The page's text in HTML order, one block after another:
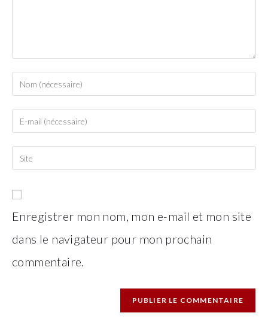
your
name
comment
your
email
address
comment
l’URL
votre
site
Enregistrer mon nom, mon e-mail et mon site
dans le navigateur pour mon prochain
commentaire.